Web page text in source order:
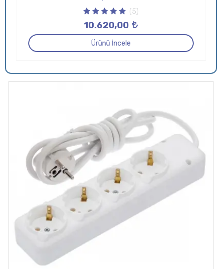
(5)
10.620,00
Ürünü İncele